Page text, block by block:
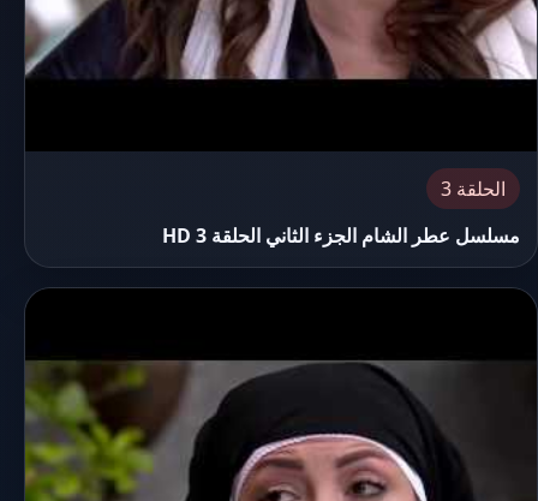
الحلقة 3
مسلسل عطر الشام الجزء الثاني الحلقة 3 HD